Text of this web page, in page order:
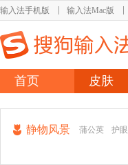
输入法手机版 输入法Mac版
首页 皮肤
静物风景 蒲公英 护眼